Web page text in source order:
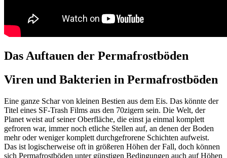
Das Auftauen der Permafrostböden
Viren und Bakterien in Permafrostböden
Eine ganze Schar von kleinen Bestien aus dem Eis. Das könnte der
Titel eines SF-Trash Films aus den 70zigern sein. Die Welt, der
Planet weist auf seiner Oberfläche, die einst ja einmal komplett
gefroren war, immer noch etliche Stellen auf, an denen der Boden
mehr oder weniger komplett durchgefrorene Schichten aufweist.
Das ist logischerweise oft in größeren Höhen der Fall, doch können
sich Permafrostböden unter günstigen Bedingungen auch auf Höhen